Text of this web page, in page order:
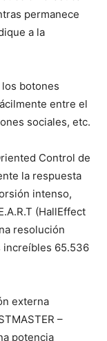
permanece
a la
botones
entre el
sociales, etc.
Control de
la respuesta
intenso,
(HallEffect
resolución
increíbles 65.536
externa
–
potencia